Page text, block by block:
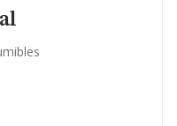
sobre la empresa.
complementaria.